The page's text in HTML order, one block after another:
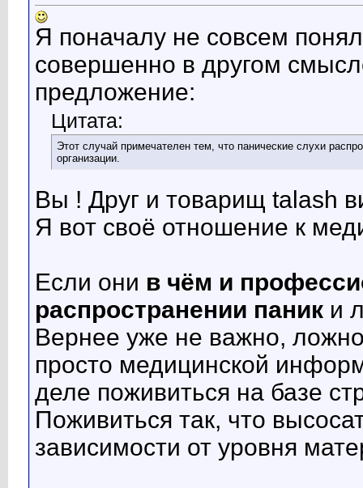
Я поначалу не совсем
совершенно в другом
предложение:
Цитата:
Этот случай примечателен тем, что панические слухи
организации.
Вы ! Друг и товарищ talash
Я вот своё отношение к
Если они в чём и
распространении паник и
Вернее уже не важно,
просто медицинской
деле поживиться на базе
Поживиться так, что
зависимости от уровня